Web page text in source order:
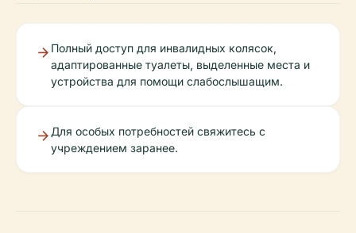
Полный доступ для инвалидных колясок,
адаптированные туалеты, выделенные места и
устройства для помощи слабослышащим.
Для особых потребностей свяжитесь с
учреждением заранее.